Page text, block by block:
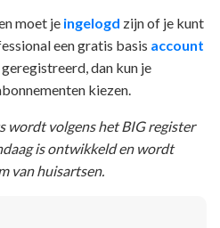
moet je ingelogd zijn of je kunt
een gratis basis account
dan kun je
kiezen.
wordt volgens het BIG register
is ontwikkeld en wordt
van huisartsen.